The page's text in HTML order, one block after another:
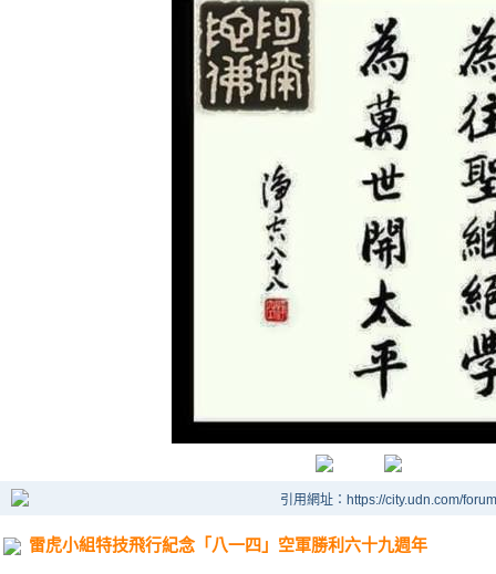
引用網址：https://city.udn.com/
雷虎小組特技飛行紀念「八一四」空軍勝利六十九週年